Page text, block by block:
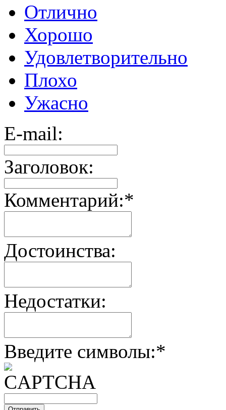
Отлично
Хорошо
Удовлетворительно
Плохо
Ужасно
E-mail:
Заголовок:
Комментарий:*
Достоинства:
Недостатки:
Введите символы:*